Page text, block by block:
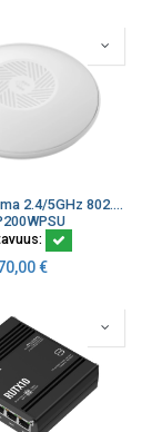
WiFi5 tukiasema 2.4/5GHz 802.11b/g/n/ac sisältää POE injektorin Free RMS
€